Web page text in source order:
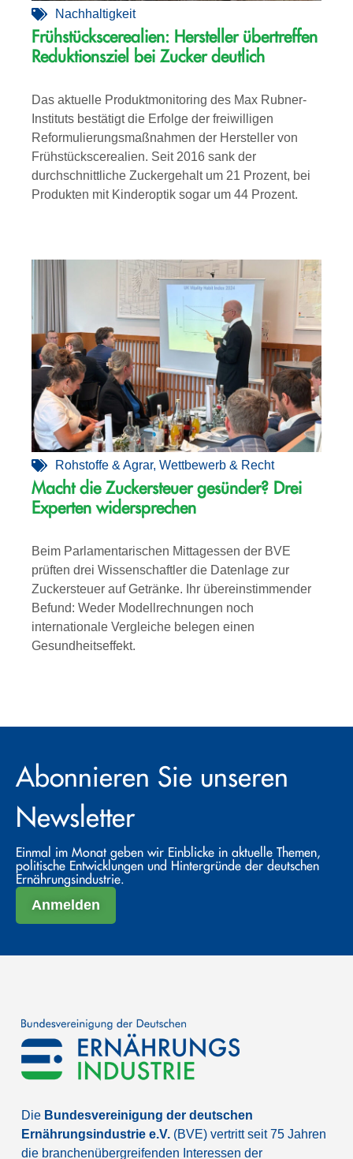
Nachhaltigkeit
Frühstückscerealien: Hersteller übertreffen
Reduktionsziel bei Zucker deutlich
Das aktuelle Produktmonitoring des Max Rubner-
Instituts bestätigt die Erfolge der freiwilligen
Reformulierungsmaßnahmen der Hersteller von
Frühstückscerealien. Seit 2016 sank der
durchschnittliche Zuckergehalt um 21 Prozent, bei
Produkten mit Kinderoptik sogar um 44 Prozent.
Rohstoffe & Agrar, Wettbewerb & Recht
Macht die Zuckersteuer gesünder? Drei
Experten widersprechen
Beim Parlamentarischen Mittagessen der BVE
prüften drei Wissenschaftler die Datenlage zur
Zuckersteuer auf Getränke. Ihr übereinstimmender
Befund: Weder Modellrechnungen noch
internationale Vergleiche belegen einen
Gesundheitseffekt.
Abonnieren Sie unseren
Newsletter
Einmal im Monat geben wir Einblicke in aktuelle Themen,
politische Entwicklungen und Hintergründe der deutschen
Ernährungsindustrie.
Anmelden
Die Bundesvereinigung der deutschen
Ernährungsindustrie e.V. (BVE) vertritt seit 75 Jahren
die branchenübergreifenden Interessen der